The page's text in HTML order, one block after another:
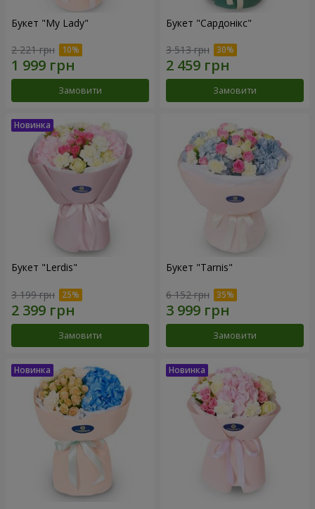
Букет "My Lady"
2 221 грн
Замовити
Букет "Сардонікс"
3 513 грн
Замовити
Букет "Lerdis"
3 199 грн
Замовити
Букет "Tarnis"
6 152 грн
Замовити